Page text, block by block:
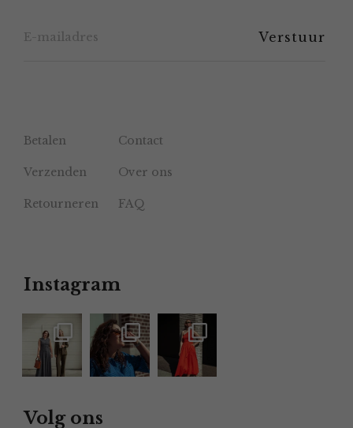
Betalen Contact
Verzenden Over ons
Retourneren FAQ
Instagram
Volg ons